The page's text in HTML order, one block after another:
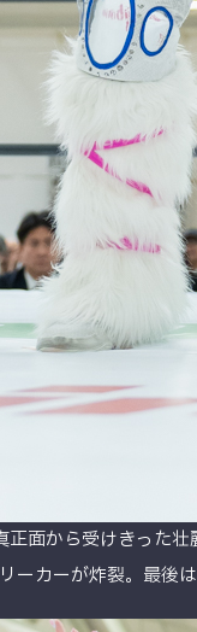
面から受けきった
ーカーが炸裂。最後